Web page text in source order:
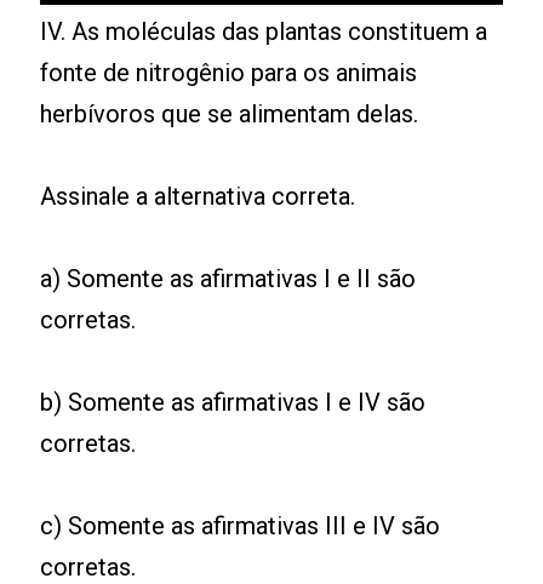
IV. As moléculas das plantas constituem a
fonte de nitrogênio para os animais
herbívoros que se alimentam delas.
Assinale a alternativa correta.
a) Somente as afirmativas I e II são
corretas.
b) Somente as afirmativas I e IV são
corretas.
c) Somente as afirmativas III e IV são
corretas.